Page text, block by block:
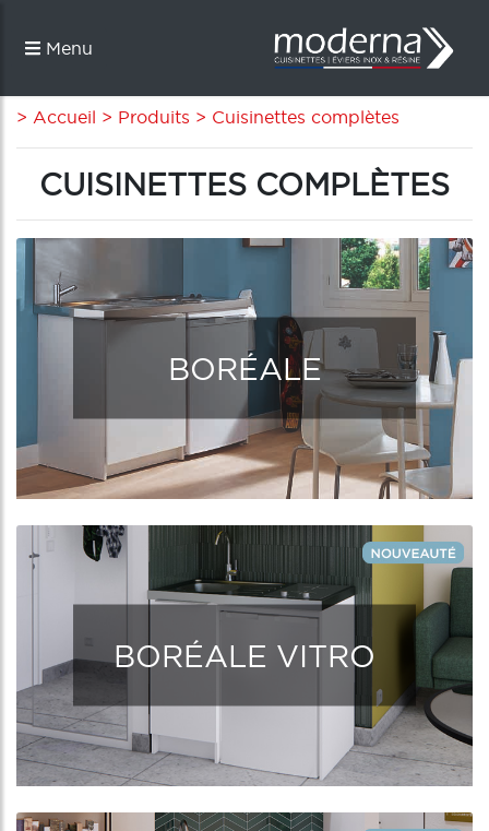
Menu
> Accueil > Produits > Cuisinettes complètes
CUISINETTES COMPLÈTES
BORÉALE
BORÉALE VITRO